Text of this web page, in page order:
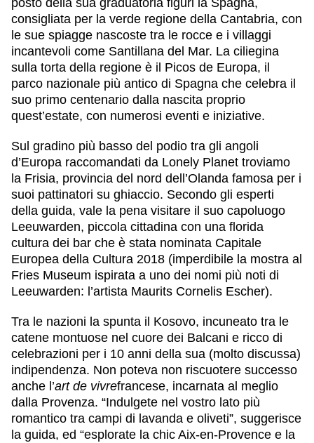
posto della sua graduatoria figuri la Spagna,
consigliata per la verde regione della Cantabria, con
le sue spiagge nascoste tra le rocce e i villaggi
incantevoli come Santillana del Mar. La ciliegina
sulla torta della regione è il Picos de Europa, il
parco nazionale più antico di Spagna che celebra il
suo primo centenario dalla nascita proprio
quest’estate, con numerosi eventi e iniziative.
Sul gradino più basso del podio tra gli angoli
d’Europa raccomandati da Lonely Planet troviamo
la Frisia, provincia del nord dell’Olanda famosa per i
suoi pattinatori su ghiaccio. Secondo gli esperti
della guida, vale la pena visitare il suo capoluogo
Leeuwarden, piccola cittadina con una florida
cultura dei bar che è stata nominata Capitale
Europea della Cultura 2018 (imperdibile la mostra al
Fries Museum ispirata a uno dei nomi più noti di
Leeuwarden: l’artista Maurits Cornelis Escher).
Tra le nazioni la spunta il Kosovo, incuneato tra le
catene montuose nel cuore dei Balcani e ricco di
celebrazioni per i 10 anni della sua (molto discussa)
indipendenza. Non poteva non riscuotere successo
anche l’art de vivrefrancese, incarnata al meglio
dalla Provenza. “Indulgete nel vostro lato più
romantico tra campi di lavanda e oliveti”, suggerisce
la guida, ed “esplorate la chic Aix-en-Provence e la